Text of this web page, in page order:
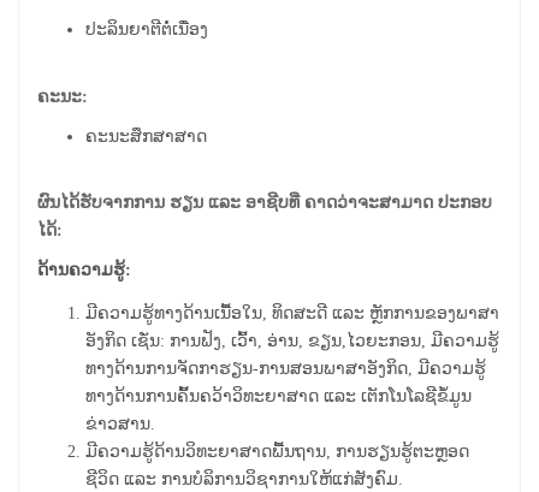
ປະລິນຍາຕີຕໍ່ເນື່ອງ
ຄະນະ:
ຄະນະສຶກສາສາດ
ຜົນໄດ້ຮັບຈາກການ ຮຽນ ແລະ ອາຊີບທີ່ ຄາດວ່າຈະສາມາດ ປະກອບ
ໄດ້:
ດ້ານຄວາມຮູ້:
ມີຄວາມຮູ້ທາງດ້ານເນື້ອໃນ, ທິດສະດີ ແລະ ຫຼັກການຂອງພາສາ
ອັງກິດ ເຊັ່ນ: ການຟັງ, ເວົ້າ, ອ່ານ, ຂຽນ,ໄວຍະກອນ, ມີຄວາມຮູ້
ທາງດ້ານການຈັດກາຮຽນ-ການສອນພາສາອັງກິດ, ມີຄວາມຮູ້
ທາງດ້ານການຄົ້້ນຄວ້າວິທະຍາສາດ ແລະ ເຕັກໂນໂລຊີຂໍ້ມູນ
ຂ່າວສານ.
ມີຄວາມຮູ້ດ້ານວິທະຍາສາດພື້ນຖານ, ການຮຽນຮູ້ຕະຫຼອດ
ຊີວິດ ແລະ ການບໍລິການວິຊາການໃຫ້ແກ່ສັງຄົມ.